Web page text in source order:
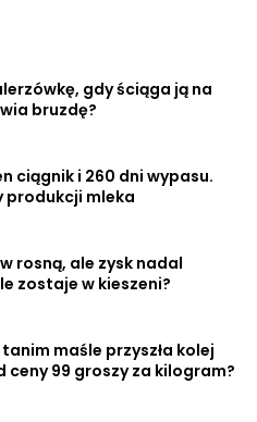
gdy ściąga ją na
bruzdę?
ciągnik i 260 dni wypasu.
produkcji mleka
rosną, ale zysk nadal
zostaje w kieszeni?
maśle przyszła kolej
ceny 99 groszy za kilogram?